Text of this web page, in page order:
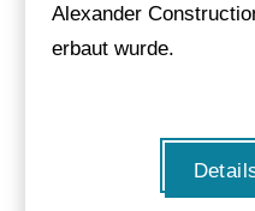
Alexander
erbaut wurde.